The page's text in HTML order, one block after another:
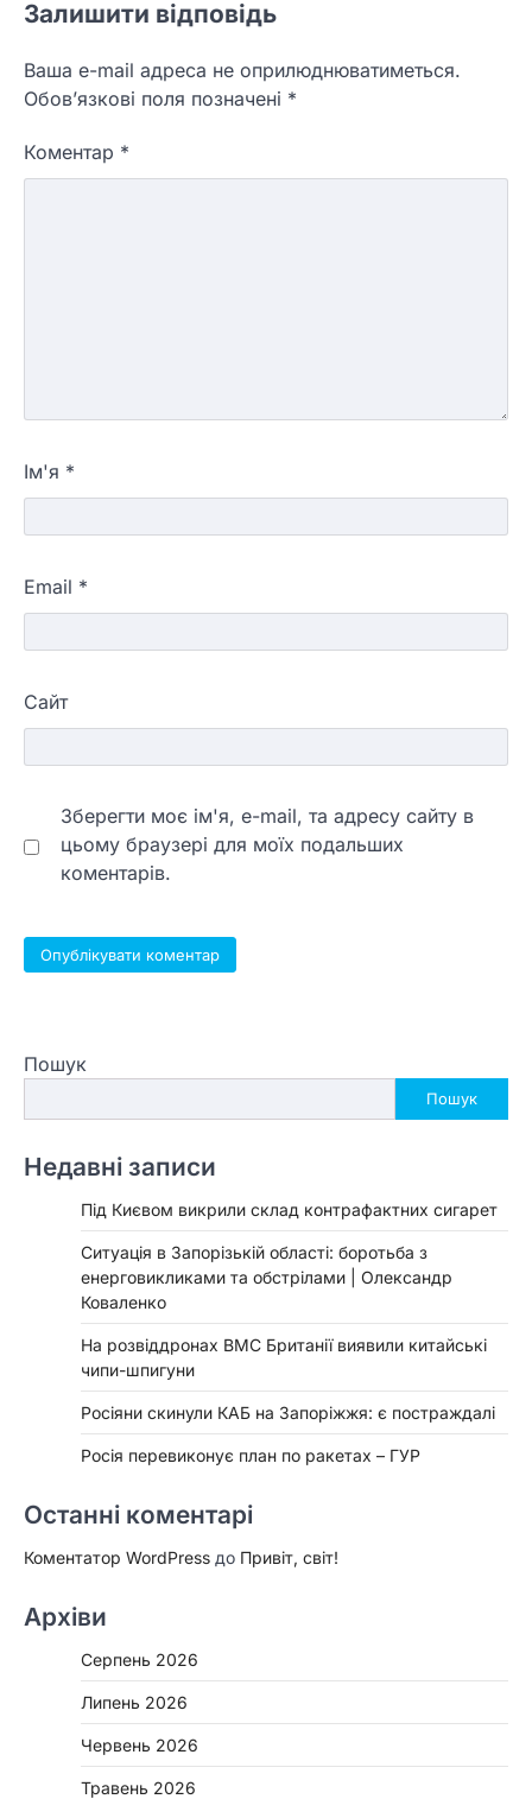
Залишити відповідь
Ваша e-mail адреса не оприлюднюватиметься.
Обов’язкові поля позначені *
Коментар *
Ім'я *
Email *
Сайт
Зберегти моє ім'я, e-mail, та адресу сайту в
цьому браузері для моїх подальших
коментарів.
Пошук
Пошук
Недавні записи
Під Києвом викрили склад контрафактних сигарет
Ситуація в Запорізькій області: боротьба з
енерговикликами та обстрілами | Олександр
Коваленко
На розвіддронах ВМС Британії виявили китайські
чипи-шпигуни
Росіяни скинули КАБ на Запоріжжя: є постраждалі
Росія перевиконує план по ракетах – ГУР
Останні коментарі
Коментатор WordPress до Привіт, світ!
Архіви
Серпень 2026
Липень 2026
Червень 2026
Травень 2026